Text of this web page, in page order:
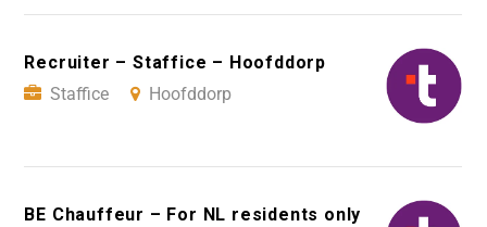
Recruiter – Staffice – Hoofddorp
Staffice
Hoofddorp
BE Chauffeur – For NL residents only